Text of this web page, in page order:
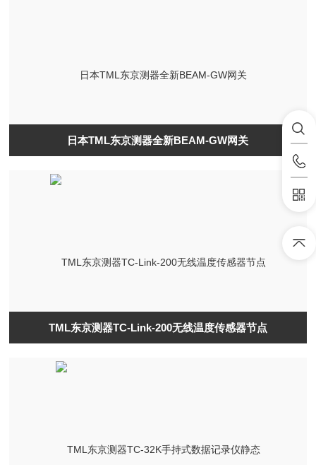
日本TML东京测器全新BEAM-GW网关
TML东京测器TC-Link-200无线温度传感器节点